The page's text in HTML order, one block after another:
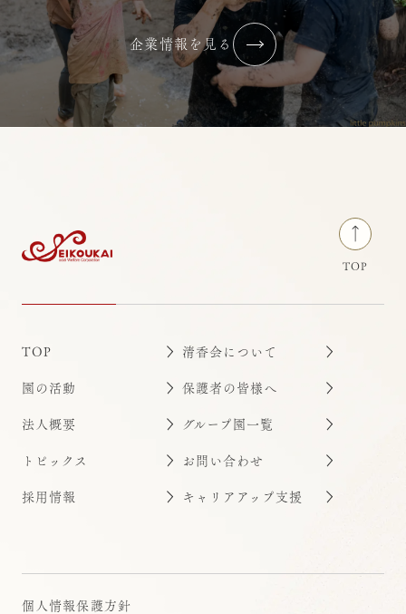
企業情報を見る
TOP
TOP 清香会について
園の活動 保護者の皆様へ
法人概要 グループ園一覧
トピックス お問い合わせ
採用情報 キャリアアップ支援
個人情報保護方針